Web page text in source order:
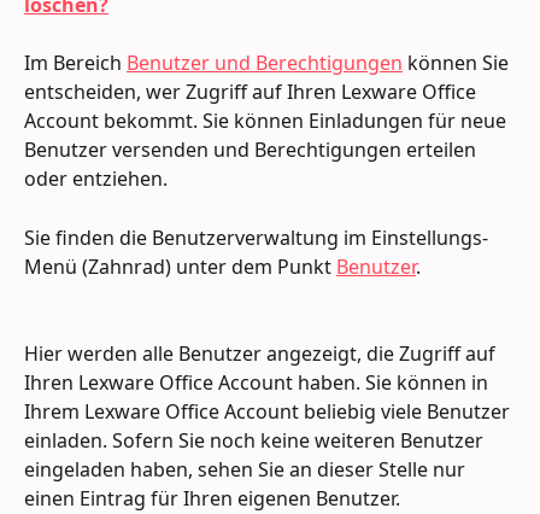
Im Bereich Benutzer und Berechtigungen können Sie
entscheiden, wer Zugriff auf Ihren Lexware Office
Account bekommt. Sie können Einladungen für neue
Benutzer versenden und Berechtigungen erteilen
oder entziehen.
Sie finden die Benutzerverwaltung im Einstellungs-
Menü (Zahnrad) unter dem Punkt Benutzer.
Hier werden alle Benutzer angezeigt, die Zugriff auf
Ihren Lexware Office Account haben. Sie können in
Ihrem Lexware Office Account beliebig viele Benutzer
einladen. Sofern Sie noch keine weiteren Benutzer
eingeladen haben, sehen Sie an dieser Stelle nur
einen Eintrag für Ihren eigenen Benutzer.